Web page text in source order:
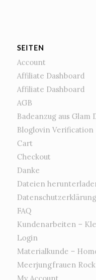
SEITEN
Account
Affiliate Dashboard
Affiliate Dashboard
AGB
Badeanzug aus Glam
Bloglovin Verification
Cart
Checkout
Danke
Dateien
Datenschutzerklärung
FAQ
Kundenarbeiten –
Login
Materialkunde –
Meerjungfrauen Rock